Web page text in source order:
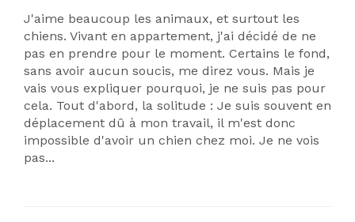
J'aime beaucoup les animaux, et surtout les
chiens. Vivant en appartement, j'ai décidé de ne
pas en prendre pour le moment. Certains le fond,
sans avoir aucun soucis, me direz vous. Mais je
vais vous expliquer pourquoi, je ne suis pas pour
cela. Tout d'abord, la solitude : Je suis souvent en
déplacement dû à mon travail, il m'est donc
impossible d'avoir un chien chez moi. Je ne vois
pas...